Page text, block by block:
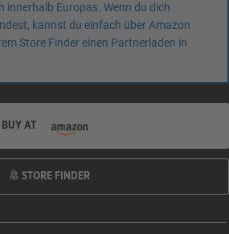
innerhalb Europas. Wenn du dich
kannst du einfach über Amazon
Store Finder einen Partnerladen in
BUY AT
STORE FINDER